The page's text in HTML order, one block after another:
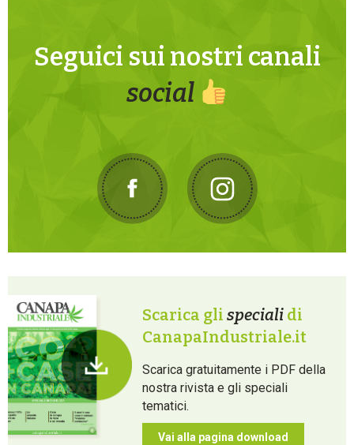
Seguici sui nostri canali
social
Scarica gli speciali di
CanapaIndustriale.it
Scarica gratuitamente i PDF della
nostra rivista e gli speciali
tematici.
Vai alla pagina download